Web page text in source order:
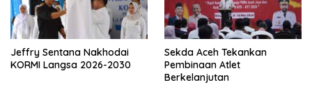
Jeffry Sentana Nakhodai
KORMI Langsa 2026-2030
Sekda Aceh Tekankan
Pembinaan Atlet
Berkelanjutan